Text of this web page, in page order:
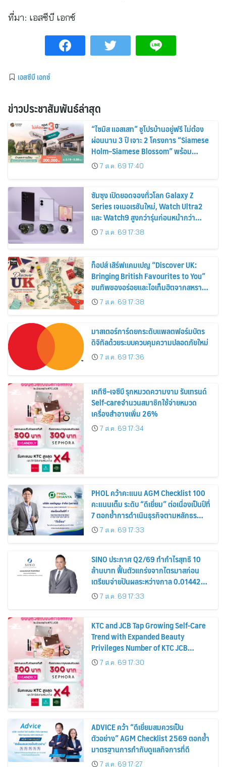
ที่มา: เอสซีบี เอกซ์
เอสซีบี เอกซ์
ข่าวประชาสัมพันธ์ล่าสุด
“ไซมิส แอสเสท” ชูโปรบ้านอยู่ฟรี ไม่ต้อง
ผ่อนนาน 3 ปี เจาะ 2 โครงการ “Siamese
Holm–Siamese Blossom” พร้อม
ส่วนลดและสิทธิพิเศษถึง 31 สิงหาคม
2569
7 ส.ค. 69 17:40
ซัมซุง เปิดยอดจองทั่วโลก Galaxy Z
Series เจเนอเรชันใหม่, Watch Ultra2
และ Watch9 สูงกว่ารุ่นก่อนหน้ากว่า
30%7 ส.ค. 69 17:38
ท็อปส์ เสิร์ฟแคมเปญ “Discover UK:
Bringing British Favourites to You”
ขนทัพของอร่อยและไอเท็มฮิตจากสหราช
อาณาจักร ส่งตรงถึงมือตั้งแต่วันนี้ – 18
สิงหาคมนี้
7 ส.ค. 69 17:38
มาสเตอร์การ์ดยกระดับแพลตฟอร์มบัตร
ดิจิทัลด้วยระบบควบคุมความปลอดภัยใหม่
7 ส.ค. 69 17:36
เคทีซี–เจซีบี รุกหมวดความงาม รับเทรนด์
Self-careจำนวนสมาชิกใช้จ่ายหมวด
เครื่องสำอางเพิ่ม 26%
7 ส.ค. 69 17:34
PHOL คว้าคะแนน AGM Checklist 100
คะแนนเต็ม ระดับ “ดีเยี่ยม” ต่อเนื่องเป็นปีที่
7 ตอกย้ำการดำเนินธุรกิจตามหลักธร
รมาภิบาล โปร่งใส สร้างความเชื่อมั่นผู้ถือ
หุ้น
7 ส.ค. 69 17:33
SINO ประกาศ Q2/69 ทำกำไรสุทธิ 10
ล้านบาท ฟื้นตัวแกร่งจากไตรมาสก่อน
เตรียมจ่ายปันผลระหว่างกาล 0.014423
บาทต่อหุ้น ครึ่งปีหลังมุ่งเติบโตต่อเนื่อง
7 ส.ค. 69 17:33
KTC and JCB Tap Growing Self-Care
Trend with Expanded Beauty
Privileges Number of KTC JCB
Cardmembers Spending on
Cosmetics Rises 26%
7 ส.ค. 69 17:30
ADVICE คว้า “ดีเยี่ยมสมควรเป็น
ตัวอย่าง” AGM Checklist 2569 ตอกย้ำ
มาตรฐานการกำกับดูแลกิจการที่ดี
7 ส.ค. 69 17:27